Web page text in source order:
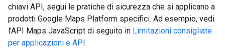
chiavi API, segui le pratiche di sicurezza che si applicano a
prodotti Google Maps Platform specifici. Ad esempio, vedi
l'API Maps JavaScript di seguito in Limitazioni consigliate
per applicazioni e API.